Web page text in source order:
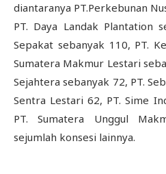
diantaranya PT.Perkebunan
PT. Daya Landak Plantation
Sepakat sebanyak 110, PT.
Sumatera Makmur Lestari
Sejahtera sebanyak 72, PT.
Sentra Lestari 62, PT. Sime
PT. Sumatera Unggul
sejumlah konsesi lainnya.